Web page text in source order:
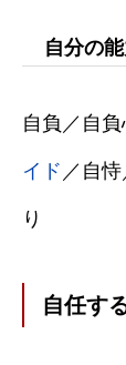
自分の
自負／自負
イド ／自
り
自任す